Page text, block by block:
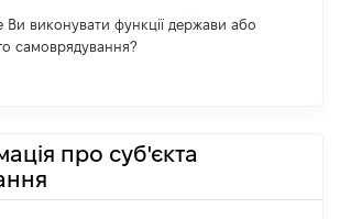
Ви виконувати функції держави або
самоврядування?
про суб'єкта